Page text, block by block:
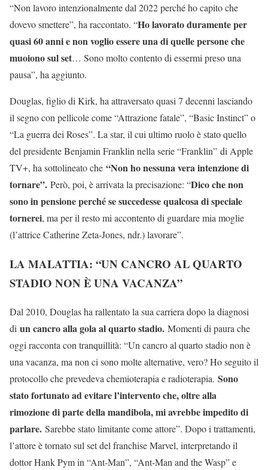
“Non lavoro intenzionalmente dal 2022 perché ho capito che
dovevo smettere”, ha raccontato. “Ho lavorato duramente per
quasi 60 anni e non voglio essere una di quelle persone che
muoiono sul set… Sono molto contento di essermi preso una
pausa”, ha aggiunto.
Douglas, figlio di Kirk, ha attraversato quasi 7 decenni lasciando
il segno con pellicole come “Attrazione fatale”, “Basic Instinct” o
“La guerra dei Roses”. La star, il cui ultimo ruolo è stato quello
del presidente Benjamin Franklin nella serie “Franklin” di Apple
TV+, ha sottolineato che “Non ho nessuna vera intenzione di
tornare”. Però, poi, è arrivata la precisazione: “Dico che non
sono in pensione perché se succedesse qualcosa di speciale
tornerei, ma per il resto mi accontento di guardare mia moglie
(l’attrice Catherine Zeta-Jones, ndr.) lavorare”.
LA MALATTIA: “UN CANCRO AL QUARTO
STADIO NON È UNA VACANZA”
Dal 2010, Douglas ha rallentato la sua carriera dopo la diagnosi
di un cancro alla gola al quarto stadio. Momenti di paura che
oggi racconta con tranquillità: “Un cancro al quarto stadio non è
una vacanza, ma non ci sono molte alternative, vero? Ho seguito il
protocollo che prevedeva chemioterapia e radioterapia. Sono
stato fortunato ad evitare l’intervento che, oltre alla
rimozione di parte della mandibola, mi avrebbe impedito di
parlare. Sarebbe stato limitante come attore”. Dopo i trattamenti,
l’attore è tornato sul set del franchise Marvel, interpretando il
dottor Hank Pym in “Ant-Man”, “Ant-Man and the Wasp” e